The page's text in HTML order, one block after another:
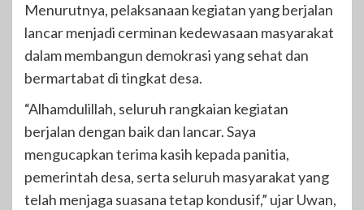
Menurutnya, pelaksanaan kegiatan yang berjalan
lancar menjadi cerminan kedewasaan masyarakat
dalam membangun demokrasi yang sehat dan
bermartabat di tingkat desa.
“Alhamdulillah, seluruh rangkaian kegiatan
berjalan dengan baik dan lancar. Saya
mengucapkan terima kasih kepada panitia,
pemerintah desa, serta seluruh masyarakat yang
telah menjaga suasana tetap kondusif,” ujar Uwan,